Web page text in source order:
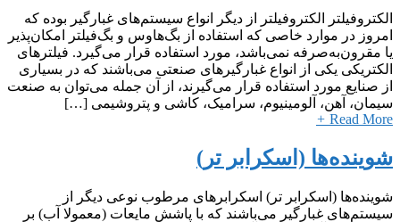
الکتروفیلتر الکتروفیلتر از دیگر انواع سیستم‌های غبارگیر بوده که
امروز در موارد خاصی که استفاده از بگ‌هاوس و بگ‌فیلتر امکان‌پذیر
یا مقرون‌به‌صرفه نمی‌باشد، مورد استفاده قرار می‌گیرد. فیلترهای
الکتریکی یکی از انواع غبارگیرهای صنعتی می‌باشند که در بسیاری
از صنایع مورد استفاده قرار می‌گیرند، از آن جمله می‌توان به صنعت
سیمان، آهن، آلومینیوم، سرامیک، کاشی و پتروشیمی […]
Read More
+
شوینده‌ها (اسکرابر تر)
شوینده‌ها (اسکرابر تر) اسکرابرهای مرطوب نوعی دیگر از
سیستم‌های غبارگیر می‌باشند که با پاشش مایعات (معمولا آب) بر